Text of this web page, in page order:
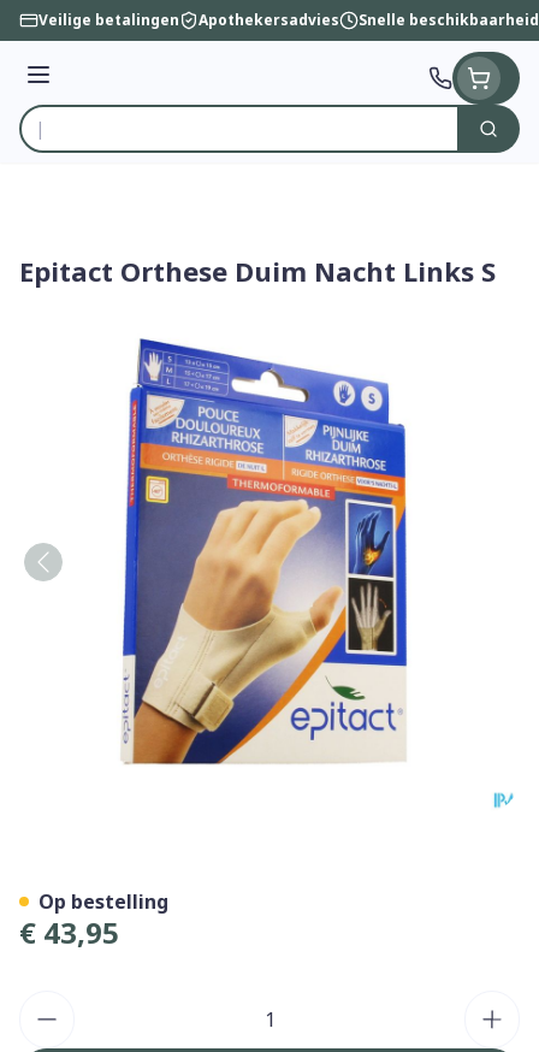
Ga naar de inhoud
Veilige betalingen Apothekersadvies Snelle beschikbaarheid
Menu
Product, merk, categorie...
Zoek
Epitact Orthese Duim Nacht Links S
€ 43,95
Op bestelling